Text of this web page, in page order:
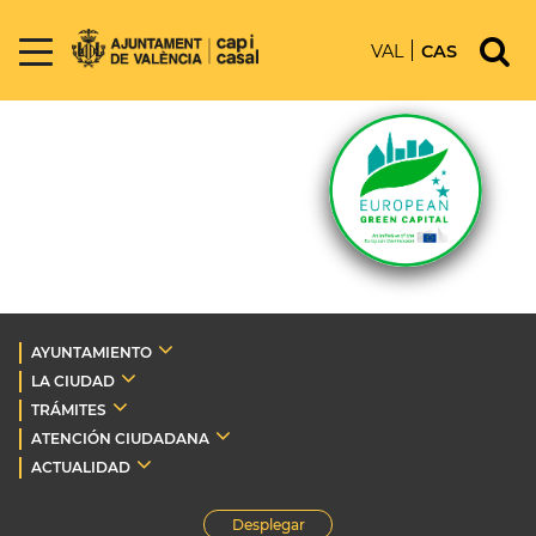
VAL CAS
AYUNTAMIENTO
LA CIUDAD
TRÁMITES
ATENCIÓN CIUDADANA
ACTUALIDAD
Desplegar